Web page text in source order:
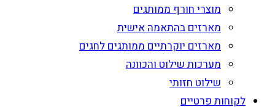
מוצרי חורף ממותגים
מארזים בהתאמה אישית
מארזים יוקרתיים ממותגים לחגים
מערכות שילוט והכוונה
שילוט חזותי
לקוחות פרטיים